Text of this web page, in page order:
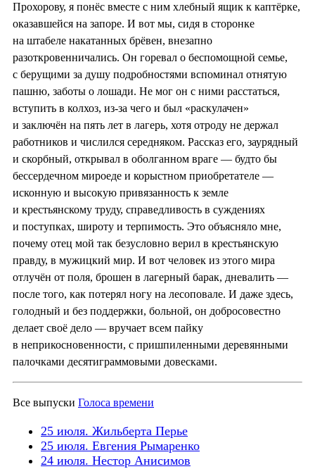
Прохорову, я понёс вместе с ним хлебный ящик к каптёрке,
оказавшейся на запоре. И вот мы, сидя в сторонке
на штабеле накатанных брёвен, внезапно
разоткровенничались. Он горевал о беспомощной семье,
с берущими за душу подробностями вспоминал отнятую
пашню, заботы о лошади. Не мог он с ними расстаться,
вступить в колхоз, из-за чего и был «раскулачен»
и заключён на пять лет в лагерь, хотя отроду не держал
работников и числился середняком. Рассказ его, заурядный
и скорбный, открывал в оболганном враге — будто бы
бессердечном мироеде и корыстном приобретателе —
исконную и высокую привязанность к земле
и крестьянскому труду, справедливость в суждениях
и поступках, широту и терпимость. Это объясняло мне,
почему отец мой так безусловно верил в крестьянскую
правду, в мужицкий мир. И вот человек из этого мира
отлучён от поля, брошен в лагерный барак, дневалить —
после того, как потерял ногу на лесоповале. И даже здесь,
голодный и без поддержки, больной, он добросовестно
делает своё дело — вручает всем пайку
в неприкосновенности, с пришпиленными деревянными
палочками десятиграммовыми довесками.
Все выпуски Голоса времени
25 июля. Жильберта Перье
25 июля. Евгения Рымаренко
24 июля. Нестор Анисимов